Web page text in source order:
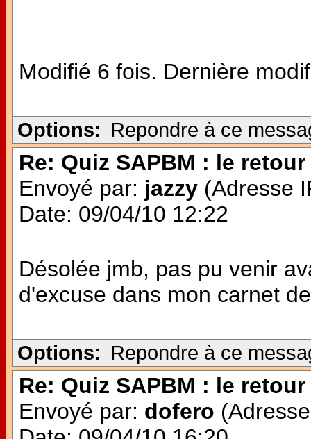
Modifié 6 fois. Dernière
Options: Repondre à ce
Re: Quiz SAPBM : le retour
Envoyé par: jazzy (Adresse
Date: 09/04/10 12:22
Désolée jmb, pas pu venir
d'excuse dans mon carnet
Options: Repondre à ce
Re: Quiz SAPBM : le retour
Envoyé par: dofero